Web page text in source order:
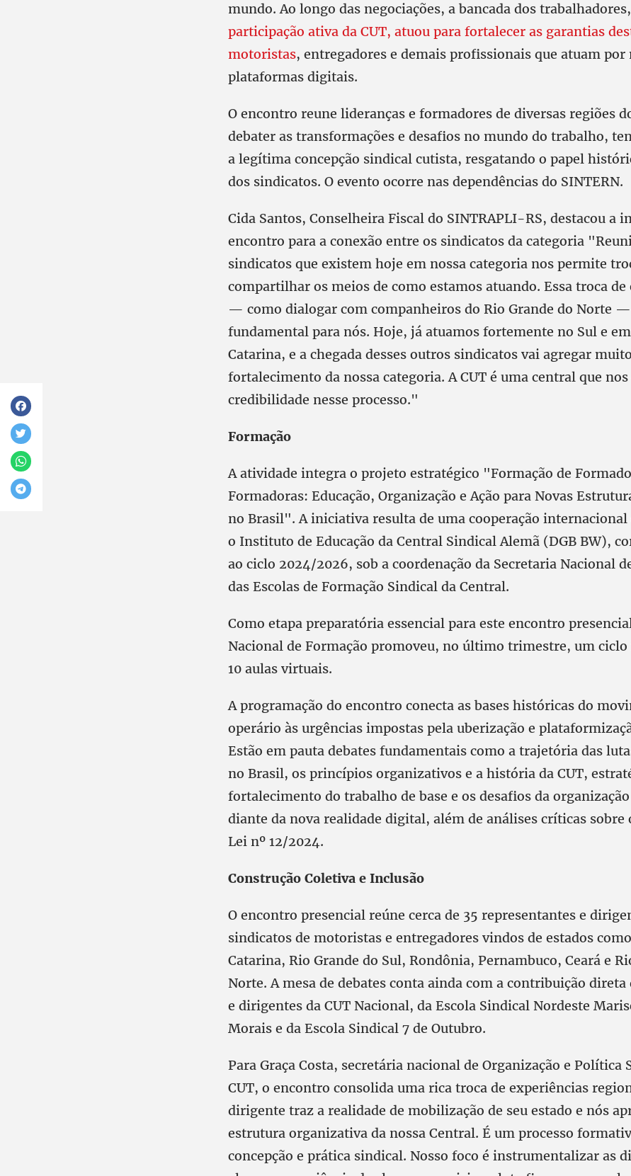
mundo. Ao longo das negociações, a bancada dos trabalhadores,
participação ativa da CUT, atuou para fortalecer as garantias
motoristas, entregadores e demais profissionais que atuam por
plataformas digitais.
O encontro reune lideranças e formadores de diversas regiões
debater as transformações e desafios no mundo do trabalho,
a legítima concepção sindical cutista, resgatando o papel
dos sindicatos. O evento ocorre nas dependências do SINTERN.
Cida Santos, Conselheira Fiscal do SINTRAPLI-RS, destacou a
encontro para a conexão entre os sindicatos da categoria
sindicatos que existem hoje em nossa categoria nos permite
compartilhar os meios de como estamos atuando. Essa troca
— como dialogar com companheiros do Rio Grande do Norte
fundamental para nós. Hoje, já atuamos fortemente no Sul e
Catarina, e a chegada desses outros sindicatos vai agregar
fortalecimento da nossa categoria. A CUT é uma central que
credibilidade nesse processo."
Formação
A atividade integra o projeto estratégico "Formação de
Formadoras: Educação, Organização e Ação para Novas
no Brasil". A iniciativa resulta de uma cooperação internacional
o Instituto de Educação da Central Sindical Alemã (DGB BW),
ao ciclo 2024/2026, sob a coordenação da Secretaria Nacional
das Escolas de Formação Sindical da Central.
Como etapa preparatória essencial para este encontro
Nacional de Formação promoveu, no último trimestre, um
10 aulas virtuais.
A programação do encontro conecta as bases históricas do
operário às urgências impostas pela uberização e
Estão em pauta debates fundamentais como a trajetória das
no Brasil, os princípios organizativos e a história da CUT,
fortalecimento do trabalho de base e os desafios da
diante da nova realidade digital, além de análises críticas sobre
Lei nº 12/2024.
Construção Coletiva e Inclusão
O encontro presencial reúne cerca de 35 representantes e
sindicatos de motoristas e entregadores vindos de estados
Catarina, Rio Grande do Sul, Rondônia, Pernambuco, Ceará e
Norte. A mesa de debates conta ainda com a contribuição direta
e dirigentes da CUT Nacional, da Escola Sindical Nordeste
Morais e da Escola Sindical 7 de Outubro.
Para Graça Costa, secretária nacional de Organização e Política
CUT, o encontro consolida uma rica troca de experiências
dirigente traz a realidade de mobilização de seu estado e nós
estrutura organizativa da nossa Central. É um processo
concepção e prática sindical. Nosso foco é instrumentalizar as